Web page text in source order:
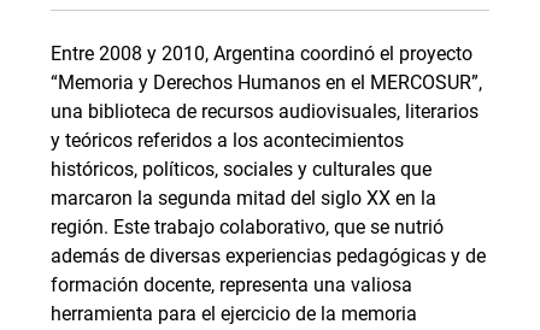
Entre 2008 y 2010, Argentina coordinó el proyecto
“Memoria y Derechos Humanos en el MERCOSUR”,
una biblioteca de recursos audiovisuales, literarios
y teóricos referidos a los acontecimientos
históricos, políticos, sociales y culturales que
marcaron la segunda mitad del siglo XX en la
región. Este trabajo colaborativo, que se nutrió
además de diversas experiencias pedagógicas y de
formación docente, representa una valiosa
herramienta para el ejercicio de la memoria